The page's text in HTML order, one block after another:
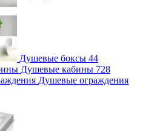
Душевые боксы 44
Душевые кабины 728
Душевые ограждения